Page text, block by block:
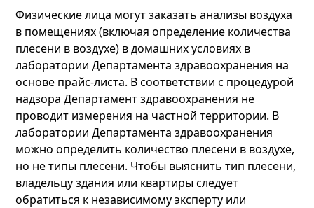
Физические лица могут заказать анализы воздуха
в помещениях (включая определение количества
плесени в воздухе) в домашних условиях в
лаборатории Департамента здравоохранения на
основе прайс-листа. В соответствии с процедурой
надзора Департамент здравоохранения не
проводит измерения на частной территории. В
лаборатории Департамента здравоохранения
можно определить количество плесени в воздухе,
но не типы плесени. Чтобы выяснить тип плесени,
владельцу здания или квартиры следует
обратиться к независимому эксперту или